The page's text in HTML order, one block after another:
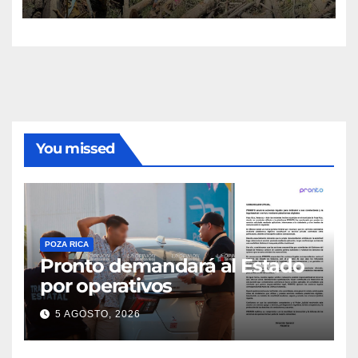
Zamora
You missed
POZA RICA
Pronto demandará al Estado
por operativos
5 AGOSTO, 2026